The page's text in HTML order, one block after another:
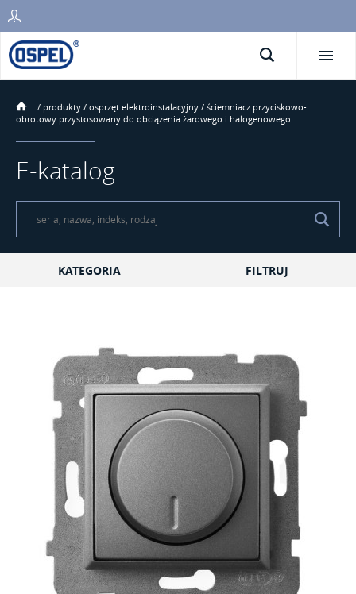
/ produkty / osprzęt elektroinstalacyjny / ściemniacz przyciskowo-
obrotowy przystosowany do obciążenia żarowego i halogenowego
E-katalog
KATEGORIA FILTRUJ